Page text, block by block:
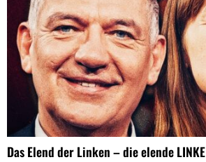
Das Elend der Linken – die elende LINKE